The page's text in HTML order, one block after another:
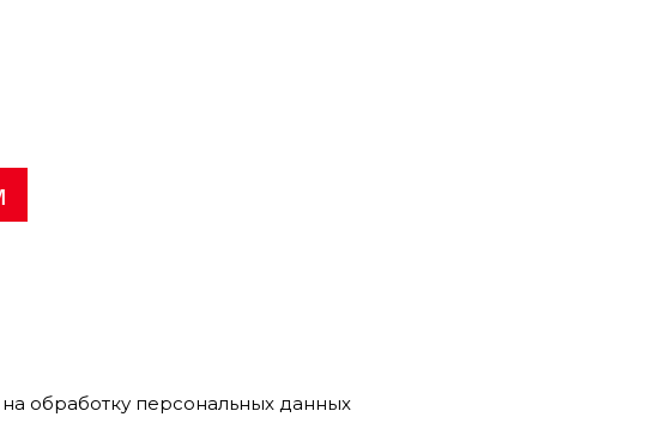
обработку персональных данных